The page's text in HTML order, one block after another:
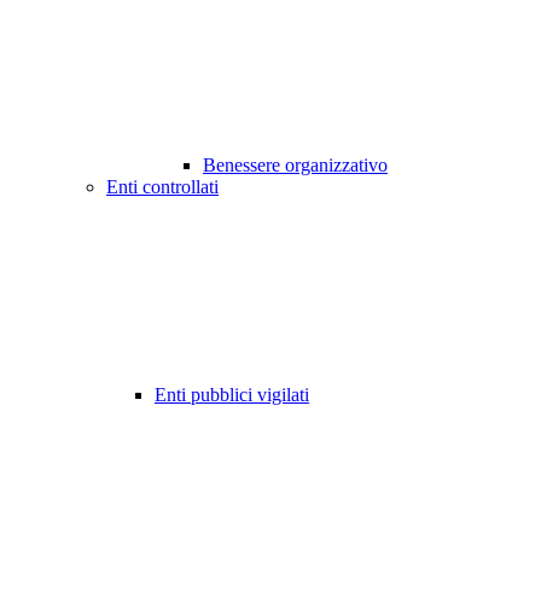
Benessere organizzativo
Enti controllati
Enti pubblici vigilati